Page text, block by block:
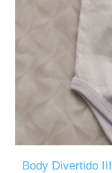
Body Divertido III